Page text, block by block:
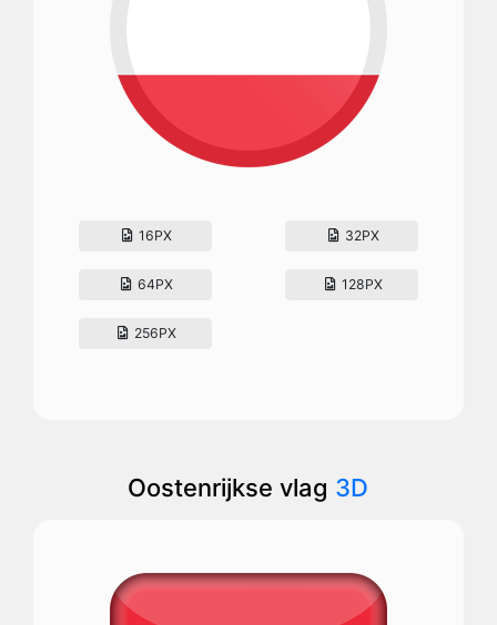
16PX 32PX
64PX 128PX
256PX
Oostenrijkse vlag 3D